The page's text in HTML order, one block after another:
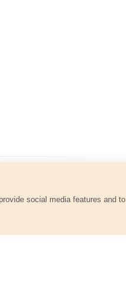
social media features and to